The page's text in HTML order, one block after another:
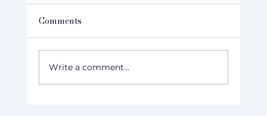
Comments
Write a comment...